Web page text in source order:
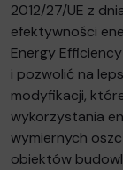
2012/27/UE z
efektywności
Energy
i pozwolić na
modyfikacji,
wykorzystania
wymiernych
obiektów